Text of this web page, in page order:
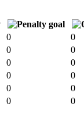
0 0
0 0
0 0
0 0
0 0
0 0